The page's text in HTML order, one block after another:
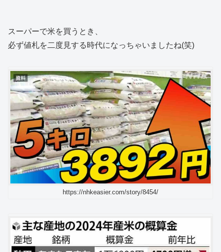
スーパーで米を買うとき、
必ず値札を二度見する時代になっちゃいましたね(笑)
https://nhkeasier.com/story/8454/